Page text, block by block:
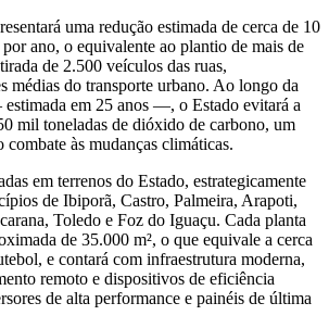
uma redução estimada de cerca de 10
ano, o equivalente ao plantio de mais de
de 2.500 veículos das ruas,
médias do transporte urbano. Ao longo da
em 25 anos —, o Estado evitará a
mil toneladas de dióxido de carbono, um
às mudanças climáticas.
em terrenos do Estado, estrategicamente
de Ibiporã, Castro, Palmeira, Arapoti,
Toledo e Foz do Iguaçu. Cada planta
de 35.000 m², o que equivale a cerca
e contará com infraestrutura moderna,
remoto e dispositivos de eficiência
de alta performance e painéis de última